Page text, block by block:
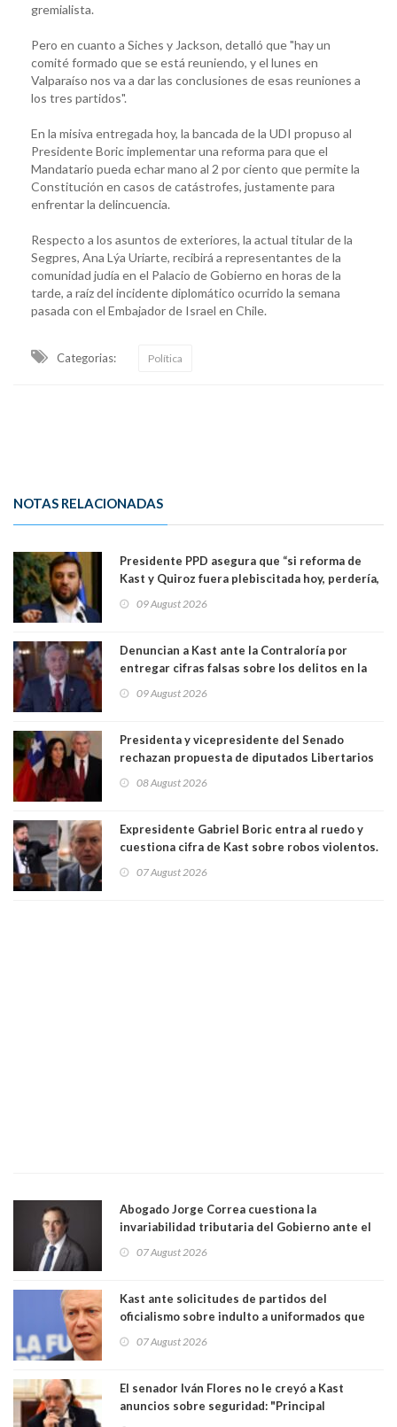
gremialista.
Pero en cuanto a Siches y Jackson, detalló que "hay un
comité formado que se está reuniendo, y el lunes en
Valparaíso nos va a dar las conclusiones de esas reuniones a
los tres partidos".
En la misiva entregada hoy, la bancada de la UDI propuso al
Presidente Boric implementar una reforma para que el
Mandatario pueda echar mano al 2 por ciento que permite la
Constitución en casos de catástrofes, justamente para
enfrentar la delincuencia.
Respecto a los asuntos de exteriores, la actual titular de la
Segpres, Ana Lýa Uriarte, recibirá a representantes de la
comunidad judía en el Palacio de Gobierno en horas de la
tarde, a raíz del incidente diplomático ocurrido la semana
pasada con el Embajador de Israel en Chile.
Categorias: Política
NOTAS RELACIONADAS
Presidente PPD asegura que “si reforma de
Kast y Quiroz fuera plebiscitada hoy, perdería,
a favor de la oposición, sería una victoria de la
09 August 2026
Denuncian a Kast ante la Contraloría por
entregar cifras falsas sobre los delitos en la
09 August 2026
Presidenta y vicepresidente del Senado
rechazan propuesta de diputados Libertarios
"Constituye un camino equivocado"
08 August 2026
Expresidente Gabriel Boric entra al ruedo y
cuestiona cifra de Kast sobre robos violentos.
07 August 2026
Abogado Jorge Correa cuestiona la
invariabilidad tributaria del Gobierno ante el
democracia” y "defendemos la alternancia en el
07 August 2026
Kast ante solicitudes de partidos del
oficialismo sobre indulto a uniformados que
07 August 2026
El senador Iván Flores no le creyó a Kast
anuncios sobre seguridad: "Principal